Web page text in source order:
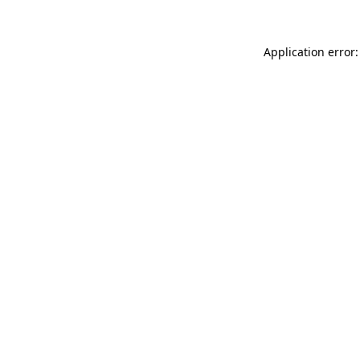
Application